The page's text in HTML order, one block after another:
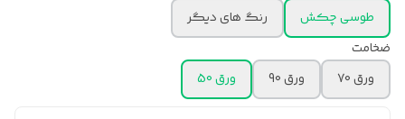
طوسی چکش
رنگ های دیگر
ضخامت
ورق 70
ورق 90 ورق 50